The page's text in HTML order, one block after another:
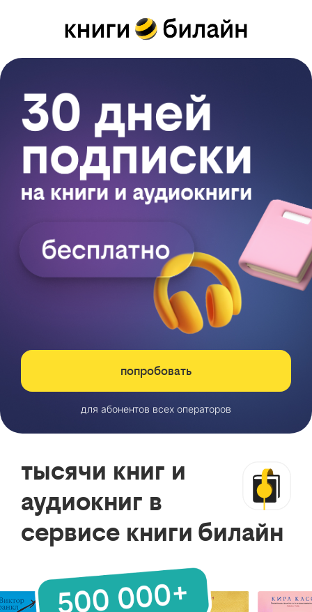
попробовать
для абонентов всех операторов
тысячи книг и
аудиокниг в
сервисе книги билайн